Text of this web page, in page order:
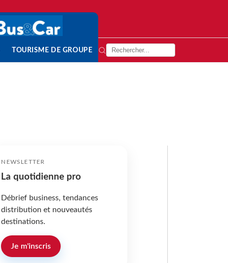
TOURISME DE GROUPE
NEWSLETTER
La quotidienne pro
Débrief business, tendances
distribution et nouveautés
destinations.
Je m'inscris